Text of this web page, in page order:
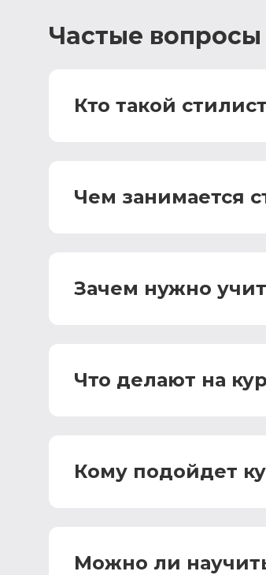
Частые вопросы
Кто такой
Чем занимается
Зачем нужно
Что делают на
Кому подойдет
Можно ли